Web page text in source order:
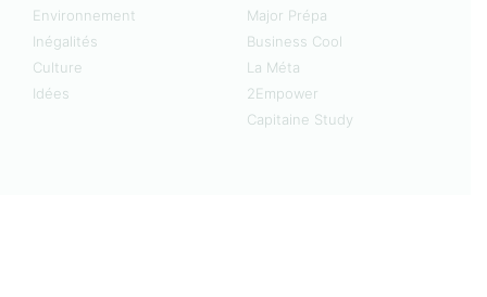
Environnement
Inégalités
Culture
Idées
Major Prépa
Business Cool
La Méta
2Empower
Capitaine Study